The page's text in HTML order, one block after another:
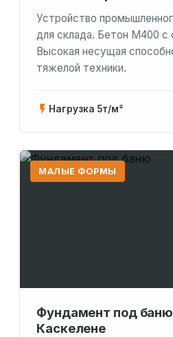
Устройство
для склада. Бетон М400 с
Высокая несущая
тяжелой техники.
Нагрузка 5т/м²
МАЛЫЕ ФОРМЫ
Фундамент под баню
Каскелене